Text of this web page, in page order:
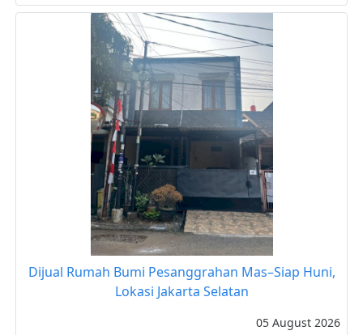
Dijual Rumah Bumi Pesanggrahan Mas–Siap Huni,
Lokasi Jakarta Selatan
05 August 2026